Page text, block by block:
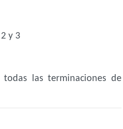
y 3
todas las terminaciones de